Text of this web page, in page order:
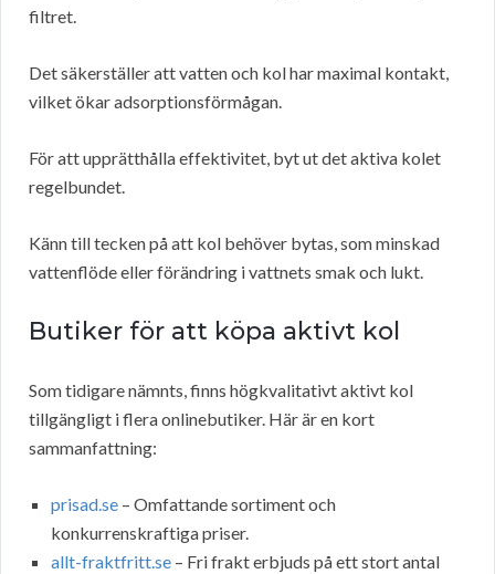
filtret.
Det säkerställer att vatten och kol har maximal kontakt,
vilket ökar adsorptionsförmågan.
För att upprätthålla effektivitet, byt ut det aktiva kolet
regelbundet.
Känn till tecken på att kol behöver bytas, som minskad
vattenflöde eller förändring i vattnets smak och lukt.
Butiker för att köpa aktivt kol
Som tidigare nämnts, finns högkvalitativt aktivt kol
tillgängligt i flera onlinebutiker. Här är en kort
sammanfattning:
prisad.se – Omfattande sortiment och
konkurrenskraftiga priser.
allt-fraktfritt.se – Fri frakt erbjuds på ett stort antal